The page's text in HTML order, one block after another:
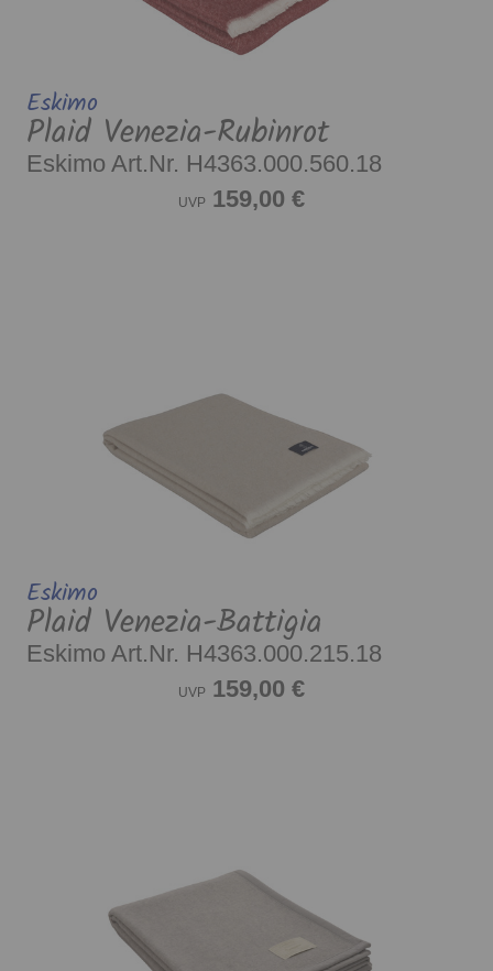
Eskimo
Plaid Venezia-Rubinrot
Eskimo Art.Nr. H4363.000.560.18
UVP 159,00 €
Eskimo
Plaid Venezia-Battigia
Eskimo Art.Nr. H4363.000.215.18
UVP 159,00 €